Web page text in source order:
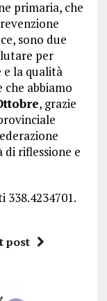
primaria, che
sono due
per
la qualità
abbiamo
, grazie
riflessione e
post